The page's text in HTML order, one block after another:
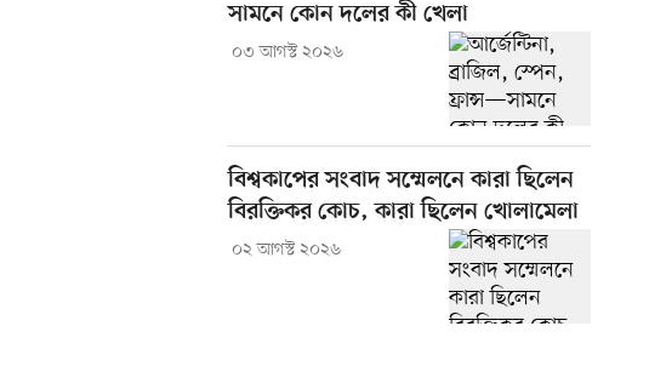
সামনে কোন দলের কী খেলা
০৩ আগস্ট ২০২৬
বিশ্বকাপের সংবাদ সম্মেলনে কারা ছিলেন
বিরক্তিকর কোচ, কারা ছিলেন খোলামেলা
০২ আগস্ট ২০২৬